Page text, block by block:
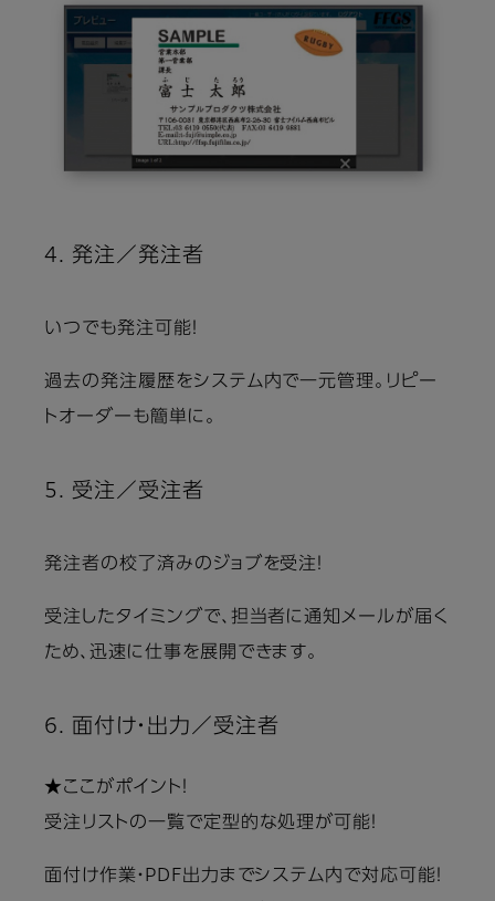
4. 発注／発注者
いつでも発注可能！
過去の発注履歴をシステム内で一元管理。リピー
トオーダーも簡単に。
5. 受注／受注者
発注者の校了済みのジョブを受注！
受注したタイミングで、担当者に通知メールが届く
ため、迅速に仕事を展開できます。
6. 面付け・出力／受注者
★ここがポイント！
受注リストの一覧で定型的な処理が可能！
面付け作業・PDF出力までシステム内で対応可能！